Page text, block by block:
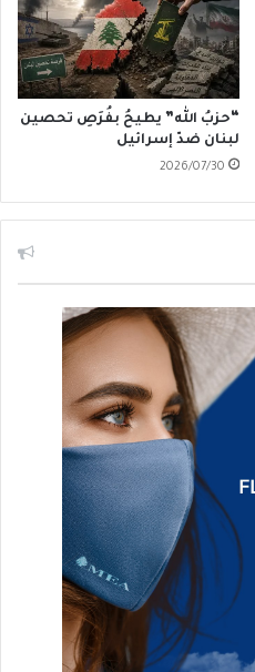
“حزبُ الله” يطيحُ بفُرَصِ تحصين
لبنان ضدّ إسرائيل
2026/07/30